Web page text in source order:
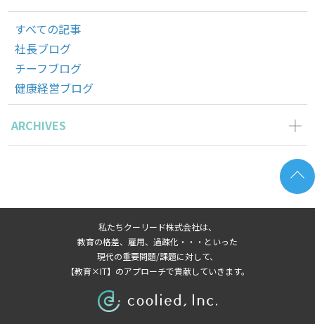
すべての記事
社長ブログ
チーフブログ
健康経営ブログ
ARCHIVES
2026年2月の記事一覧(3)
2026年1月の記事一覧(3)
2025年8月の記事一覧(1)
2025年7月の記事一覧(3)
2025年6月の記事一覧(2)
私たちクーリード株式会社は、
教育の格差、雇用、過疎化・・・といった
現代の重要問題/課題に対して、
【教育×IT】のアプローチで貢献していきます。